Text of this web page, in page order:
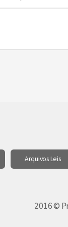
Arquivos Leis
2016 ©